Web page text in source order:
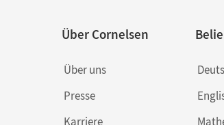
Über Cornelsen
Über uns
Presse
Karriere